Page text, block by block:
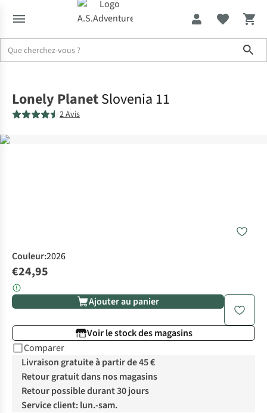
Lonely PlanetSlovenia 11
2 Avis
Couleur:2026
€24,95
Ajouter au panier
Voir le stock des magasins
Comparer
Livraison gratuite à partir de 45 €
Retour gratuit dans nos magasins
Retour possible durant 30 jours
Service client: lun.-sam.